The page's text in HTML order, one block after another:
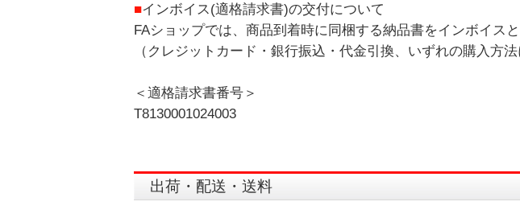
■インボイス(適格請求書)の交付について
FAショップでは、商品到着時に同梱する納品書をインボイスと
（クレジットカード・銀行振込・代金引換、いずれの購入方法
＜適格請求書番号＞
T8130001024003
出荷・配送・送料